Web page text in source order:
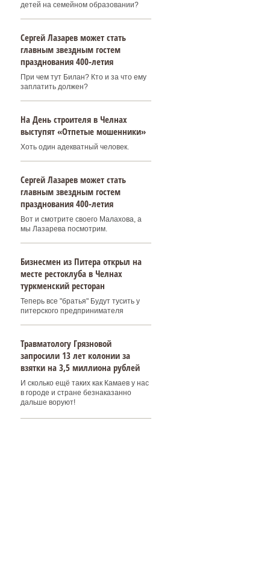
детей на семейном образовании?
Сергей Лазарев может стать
главным звездным гостем
празднования 400‑летия
При чем тут Билан? Кто и за что ему
заплатить должен?
На День строителя в Челнах
выступят «Отпетые мошенники»
Хоть один адекватный человек.
Сергей Лазарев может стать
главным звездным гостем
празднования 400‑летия
Вот и смотрите своего Малахова, а
мы Лазарева посмотрим.
Бизнесмен из Питера открыл на
месте рестоклуба в Челнах
туркменский ресторан
Теперь все "братья" Будут тусить у
питерского предпринимателя
Травматологу Грязновой
запросили 13 лет колонии за
взятки на 3,5 миллиона рублей
И сколько ещё таких как Камаев у нас
в городе и стране безнаказанно
дальше воруют!